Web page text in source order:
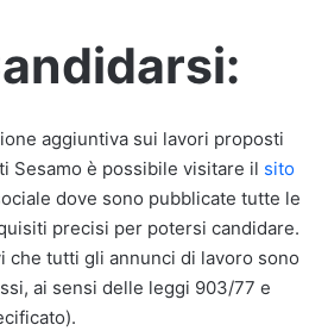
aggiuntiva sui lavori proposti
Sesamo è possibile visitare il sito
dove sono pubblicate tutte le
precisi per potersi candidare.
che tutti gli annunci di lavoro sono
ai sensi delle leggi 903/77 e